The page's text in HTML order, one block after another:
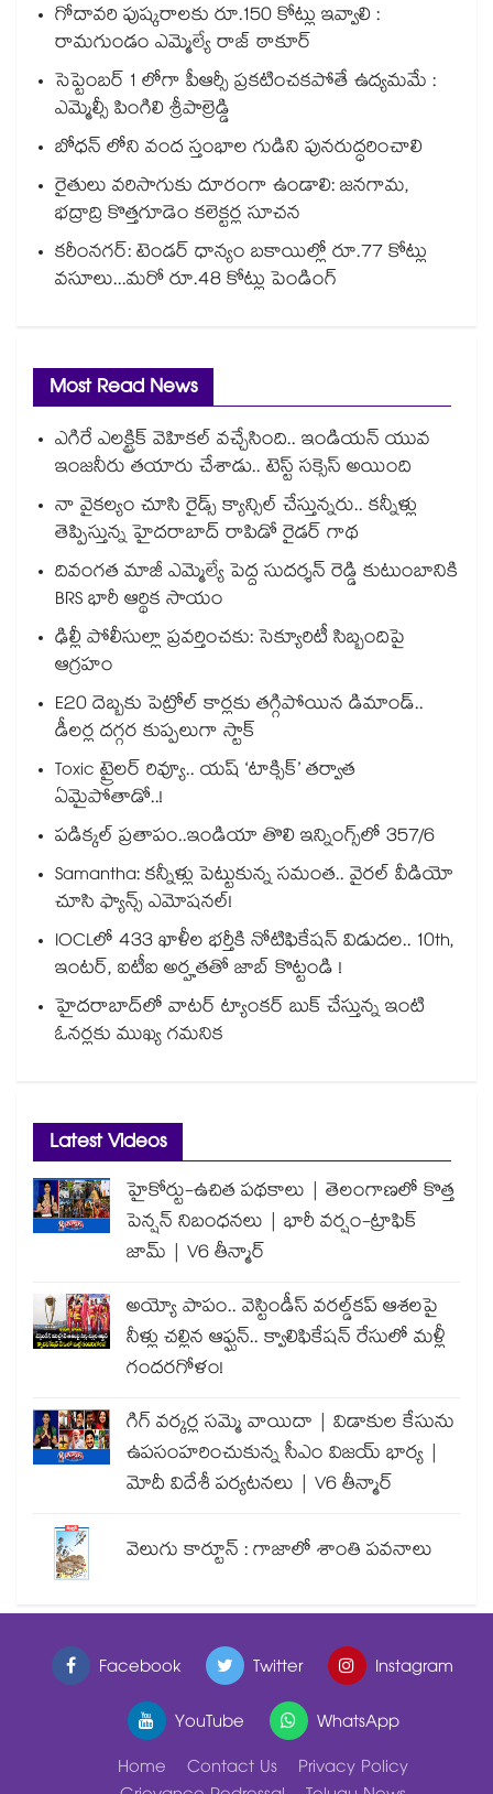
గోదావరి పుష్కరాలకు రూ.150 కోట్లు ఇవ్వాలి :
రామగుండం ఎమ్మెల్యే రాజ్ ఠాకూర్
సెప్టెంబర్ 1 లోగా పీఆర్సీ ప్రకటించకపోతే ఉద్యమమే :
ఎమ్మెల్సీ పింగిలి శ్రీపాల్రెడ్డి
బోధన్ లోని వంద స్తంభాల గుడిని పునరుద్ధరించాలి
రైతులు వరిసాగుకు దూరంగా ఉండాలి: జనగామ,
భద్రాద్రి కొత్తగూడెం కలెక్టర్ల సూచన
కరీంనగర్: టెండర్ ధాన్యం బకాయిల్లో రూ.77 కోట్లు
వసూలు...మరో రూ.48 కోట్లు పెండింగ్
Most Read News
ఎగిరే ఎలక్ట్రిక్ వెహికల్ వచ్చేసింది.. ఇండియన్ యువ
ఇంజనీరు తయారు చేశాడు.. టెస్ట్ సక్సెస్ అయింది
నా వైకల్యం చూసి రైడ్స్ క్యాన్సిల్ చేస్తున్నరు.. కన్నీళ్లు
తెప్పిస్తున్న హైదరాబాద్ రాపిడో రైడర్ గాథ
దివంగత మాజీ ఎమ్మెల్యే పెద్ద సుదర్శన్ రెడ్డి కుటుంబానికి
BRS భారీ ఆర్థిక సాయం
ఢిల్లీ పోలీసుల్లా ప్రవర్తించకు: సెక్యూరిటీ సిబ్బందిపై
ఆగ్రహం
E20 దెబ్బకు పెట్రోల్ కార్లకు తగ్గిపోయిన డిమాండ్..
డీలర్ల దగ్గర కుప్పలుగా స్టాక్
Toxic ట్రైలర్ రివ్యూ.. యష్ ‘టాక్సిక్’ తర్వాత
ఏమైపోతాడో..!
పడిక్కల్‌‌ ప్రతాపం..ఇండియా తొలి ఇన్నింగ్స్‌‌లో 357/6
Samantha: కన్నీళ్లు పెట్టుకున్న సమంత.. వైరల్ వీడియో
చూసి ఫ్యాన్స్ ఎమోషనల్!
IOCLలో 433 ఖాళీల భర్తీకి నోటిఫికేషన్ విడుదల.. 10th,
ఇంటర్, ఐటీఐ అర్హతతో జాబ్ కొట్టండి !
హైదరాబాద్⁪లో వాటర్ ట్యాంకర్ బుక్ చేస్తున్న ఇంటి
ఓనర్లకు ముఖ్య గమనిక
Latest Videos
హైకోర్టు-ఉచిత పథకాలు | తెలంగాణలో కొత్త
పెన్షన్ నిబంధనలు | భారీ వర్షం-ట్రాఫిక్
జామ్ | V6 తీన్మార్
అయ్యో పాపం.. వెస్టిండీస్ వరల్డ్‌కప్ ఆశలపై
నీళ్లు చల్లిన ఆఫ్ఘన్.. క్వాలిఫికేషన్ రేసులో మళ్లీ
గందరగోళం!
గిగ్ వర్కర్ల సమ్మె వాయిదా | విడాకుల కేసును
ఉపసంహరించుకున్న సీఎం విజయ్ భార్య |
మోదీ విదేశీ పర్యటనలు | V6 తీన్మార్
వెలుగు కార్టూన్ : గాజాలో శాంతి పవనాలు
Facebook Twitter
Instagram
YouTube
WhatsApp
Home
Contact Us
Privacy Policy